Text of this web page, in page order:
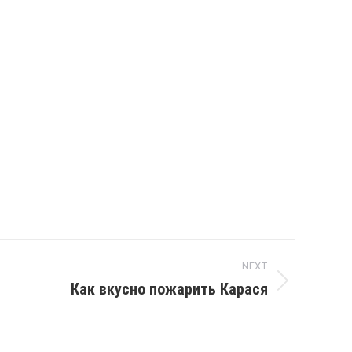
NEXT
Как вкусно пожарить Карася